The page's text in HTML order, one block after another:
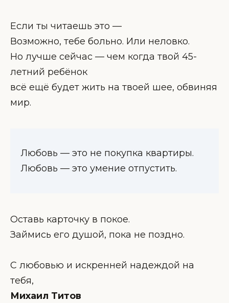
Если ты читаешь это —
Возможно, тебе больно. Или неловко.
Но лучше сейчас — чем когда твой 45-
летний ребёнок
всё ещё будет жить на твоей шее, обвиняя
мир.
Любовь — это не покупка квартиры.
Любовь — это умение отпустить.
Оставь карточку в покое.
Займись его душой, пока не поздно.
С любовью и искренней надеждой на
тебя,
Михаил Титов